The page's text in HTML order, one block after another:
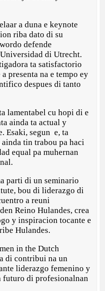
a duna e keynote
riba dato di su
defende
di Utrecht.
ta satisfactorio
presenta na e tempo ey
despues di tanto
lamentabel cu hopi di e
ainda ta actual y
Esaki, segun e, ta
tin trabou pa haci
equal pa muhernan
parti di un seminario
bou di liderazgo di
a reuni
Reino Hulandes, crea
y inspiracion tocante e
Hulandes.
in the Dutch
di contribui na un
liderazgo femenino y
futuro di profesionalnan